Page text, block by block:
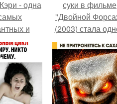
- одна
и
пар
90-х.
суки в фильме
"Двойной
(2003) стала
из самых ярких
героинь всей
франшизы.